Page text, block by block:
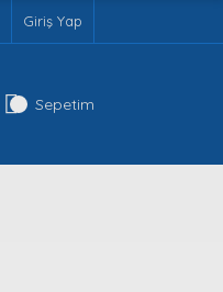
Giriş Yap
Sepetim